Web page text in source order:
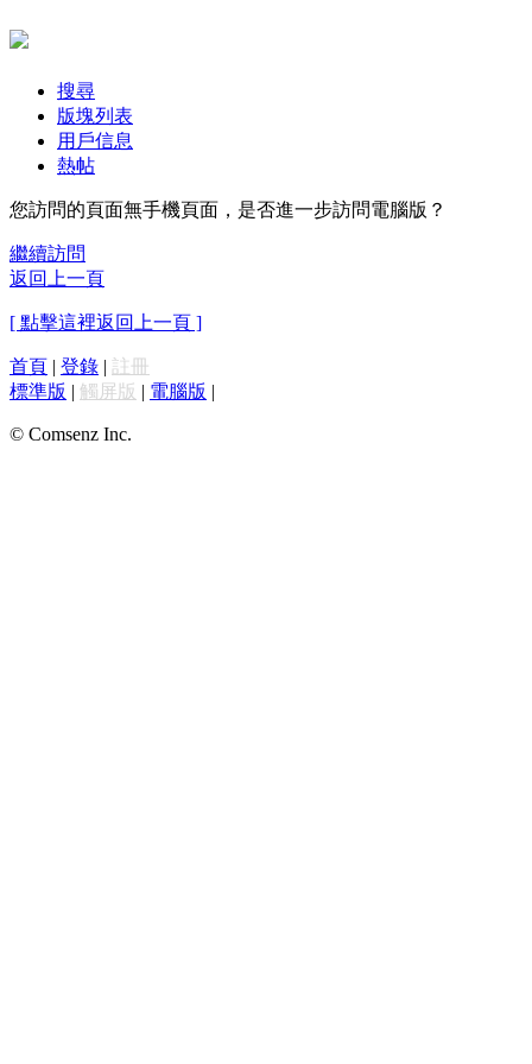
搜尋
版塊列表
用戶信息
熱帖
您訪問的頁面無手機頁面，是否進一步訪問電腦版？
繼續訪問
返回上一頁
[ 點擊這裡返回上一頁 ]
首頁 | 登錄 | 註冊
標準版 | 觸屏版 | 電腦版 |
© Comsenz Inc.